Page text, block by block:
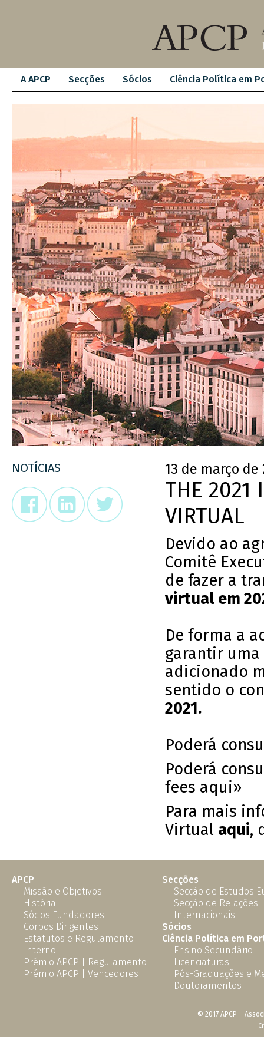
A APCP Secções Sócios Ciência Política em
NOTÍCIAS 13 de março de
THE 2021
VIRTUAL
Devido ao
Comitê
de fazer a
virtual em
De forma a
garantir uma
adicionado
sentido o
2021.
Poderá
Poderá
fees aqui»
Para mais
Virtual aqui,
APCP
Missão e Objetivos
História
Sócios Fundadores
Corpos Dirigentes
Estatutos e Regulamento
Interno
Prémio APCP | Regulamento
Prémio APCP | Vencedores
Secções
Secção de Estudos
Secção de Relações
Internacionais
Sócios
Ciência Política em
Ensino Secundário
Licenciaturas
Pós-Graduações e
Doutoramentos
© 2017 APCP –